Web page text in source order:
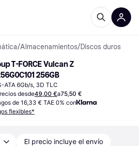
/Almacenamientos/Discos duros
T-FORCE Vulcan Z
256GB
ATA 6Gb/s, 3D TLC
desde49,00 €a75,50 €
de 16,33 € TAE 0% con
flexibles*
El precio incluye el envío